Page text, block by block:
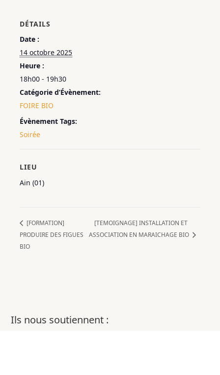
DÉTAILS
Date :
14 octobre 2025
Heure :
18h00 - 19h30
Catégorie d’Évènement:
FOIRE BIO
Évènement Tags:
Soirée
LIEU
Ain (01)
[FORMATION]
PRODUIRE DES FIGUES
BIO
[TEMOIGNAGE] INSTALLATION ET
ASSOCIATION EN MARAICHAGE BIO
Ils nous soutiennent :